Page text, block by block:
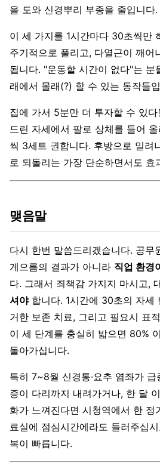
을 도와 신경뿌리 부종을 줄입니다.
이 세 가지를 1시간마다 30초씩만
주기적으로 풀리고, 다열근이 깨어
됩니다. "운동할 시간이 없다"는 분
래에서 몰래(?) 할 수 있는 동작들
집에 가서 5분만 더 투자할 수 있다
드린 자세에서 팔로 상체를 들어
씩 3세트 권합니다. 후방으로 밀려
로 되돌리는 가장 단순하면서도 효
맺음말
다시 한번 말씀드리겠습니다. 공무
게으름의 결과가 아니라 직업 환경
다. 그래서 죄책감 가지지 마시고,
셔야합니다. 1시간에 30초의 자세
거한 보존 치료, 그리고 필요시 표
이 세 단계를 충실히 밟으면 80%
돌아가십니다.
특히 7~8월 신경통·요추 염좌가
증이 다리까지 내려가거나, 한 달
화가 느껴진다면 시청역에서 한 정
료실에 점심시간에라도 들러주십
복이 빠릅니다.